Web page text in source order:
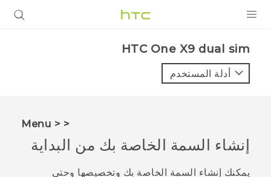
VIVE
VIVERSE
البرامج + التطبيقات
HTC One X9 dual sim‎
أدلة المستخدم
< < Menu
إنشاء السمة الخاصة بك من البداية
يمكنك إنشاء السمة الخاصة بك وتخصيصها وحتى